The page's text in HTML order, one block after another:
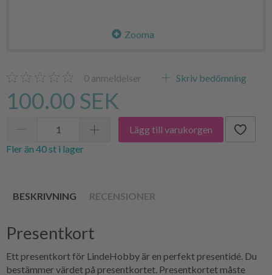
Zooma
0 anmeldelser Skriv bedömning
100.00 SEK
Lägg till varukorgen
Fler än 40 st i lager
BESKRIVNING RECENSIONER
Presentkort
Ett presentkort för LindeHobby är en perfekt presentidé. Du
bestämmer värdet på presentkortet. Presentkortet måste